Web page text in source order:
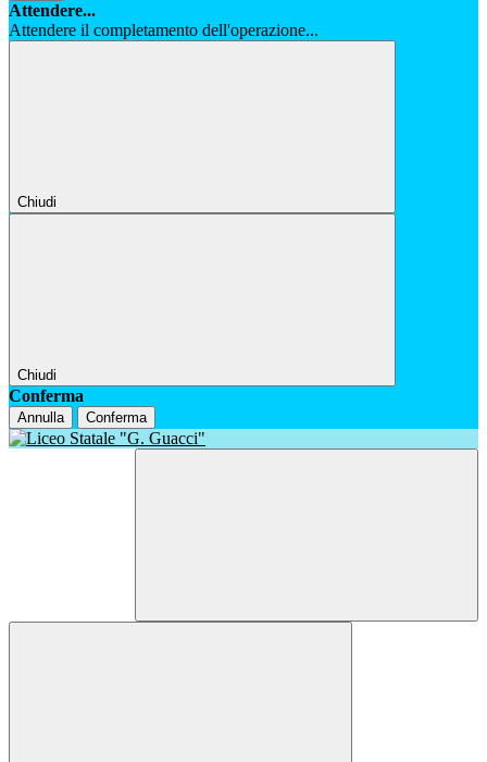
Attendere...
Attendere il completamento dell'operazione...
Chiudi
Chiudi
Conferma
Annulla Conferma